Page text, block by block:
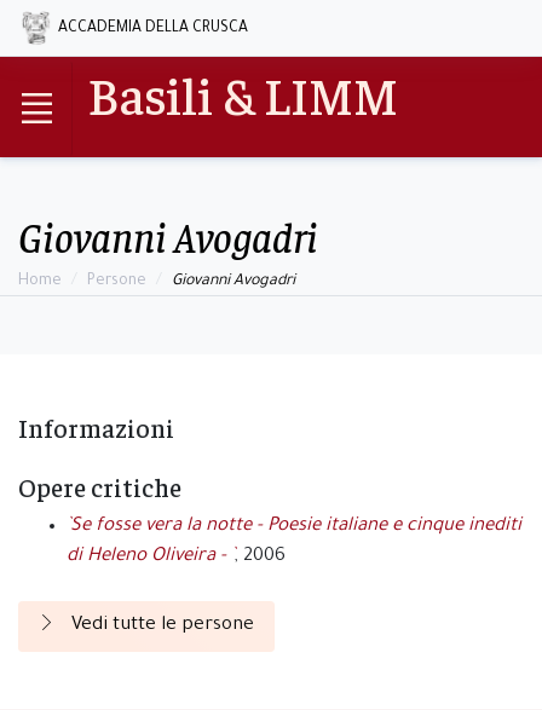
ACCADEMIA DELLA CRUSCA
Basili & LIMM
Giovanni Avogadri
Home Persone Giovanni Avogadri
Informazioni
Opere critiche
`Se fosse vera la notte - Poesie italiane e cinque inediti
di Heleno Oliveira - ` , 2006
Vedi tutte le persone